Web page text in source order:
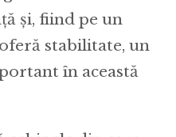
și, fiind pe un
stabilitate, un
în această